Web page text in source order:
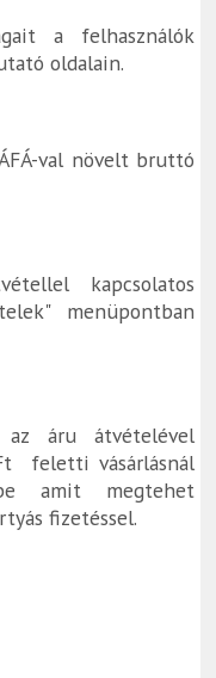
a felhasználók
oldalain.
val növelt bruttó
kapcsolatos
menüpontban
az áru átvételével
feletti vásárlásnál
amit megtehet
fizetéssel.